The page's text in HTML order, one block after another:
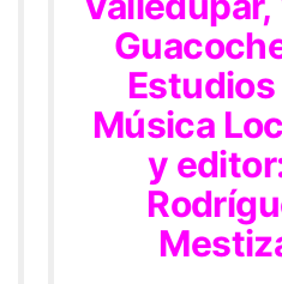
Estudios
Música
y